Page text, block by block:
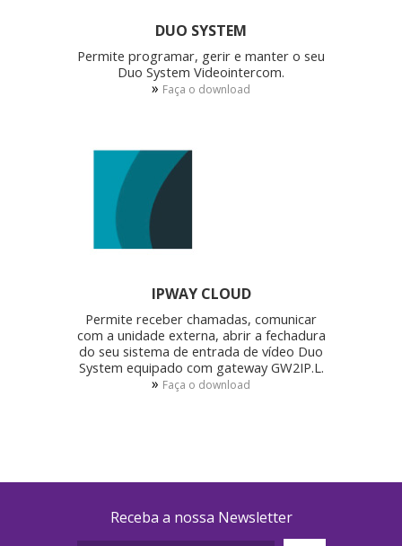
DUO SYSTEM
Permite programar, gerir e manter o seu
Duo System Videointercom.
» Faça o download
IPWAY CLOUD
Permite receber chamadas, comunicar
com a unidade externa, abrir a fechadura
do seu sistema de entrada de vídeo Duo
System equipado com gateway GW2IP.L.
» Faça o download
Receba a nossa Newsletter